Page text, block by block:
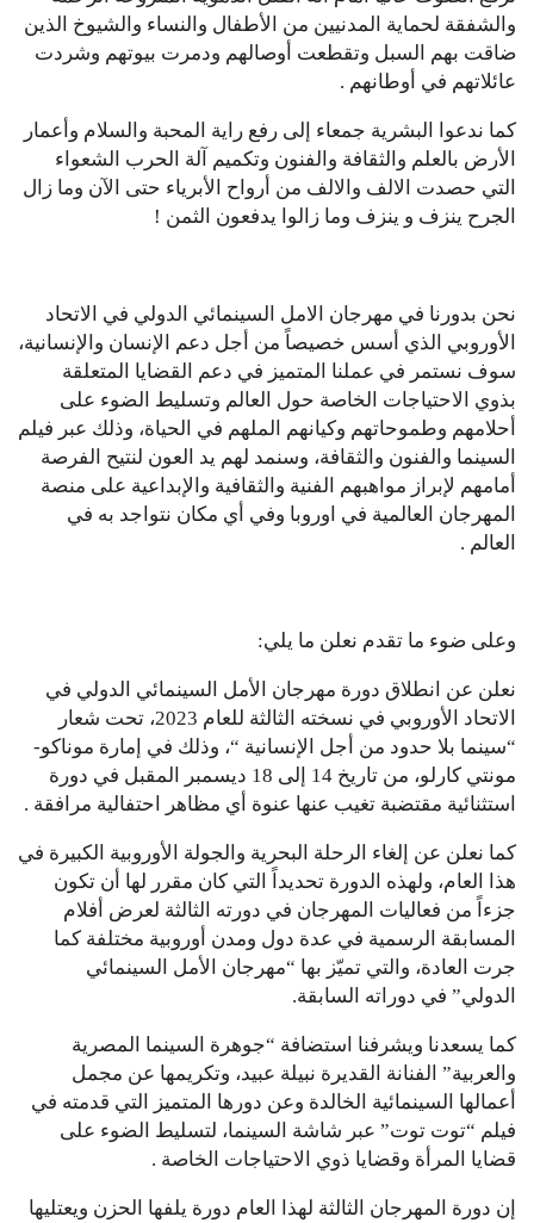
والشفقة لحماية المدنيين من الأطفال والنساء والشيوخ الذين
ضاقت بهم السبل وتقطعت أوصالهم ودمرت بيوتهم وشردت
عائلاتهم في أوطانهم .
كما ندعوا البشرية جمعاء إلى رفع راية المحبة والسلام وأعمار
الأرض بالعلم والثقافة والفنون وتكميم آلة الحرب الشعواء
التي حصدت الالف والالف من أرواح الأبرياء حتى الآن وما زال
الجرح ينزف و ينزف وما زالوا يدفعون الثمن !
نحن بدورنا في مهرجان الامل السينمائي الدولي في الاتحاد
الأوروبي الذي أسس خصيصاً من أجل دعم الإنسان والإنسانية،
سوف نستمر في عملنا المتميز في دعم القضايا المتعلقة
بذوي الاحتياجات الخاصة حول العالم وتسليط الضوء على
أحلامهم وطموحاتهم وكيانهم الملهم في الحياة، وذلك عبر فيلم
السينما والفنون والثقافة، وسنمد لهم يد العون لنتيح الفرصة
أمامهم لإبراز مواهبهم الفنية والثقافية والإبداعية على منصة
المهرجان العالمية في اوروبا وفي أي مكان نتواجد به في
العالم .
وعلى ضوء ما تقدم نعلن ما يلي:
نعلن عن انطلاق دورة مهرجان الأمل السينمائي الدولي في
الاتحاد الأوروبي في نسخته الثالثة للعام 2023، تحت شعار
“سينما بلا حدود من أجل الإنسانية “، وذلك في إمارة موناكو-
مونتي كارلو، من تاريخ 14 إلى 18 ديسمبر المقبل في دورة
استثنائية مقتضبة تغيب عنها عنوة أي مظاهر احتفالية مرافقة .
كما نعلن عن إلغاء الرحلة البحرية والجولة الأوروبية الكبيرة في
هذا العام، ولهذه الدورة تحديداً التي كان مقرر لها أن تكون
جزءاً من فعاليات المهرجان في دورته الثالثة لعرض أفلام
المسابقة الرسمية في عدة دول ومدن أوروبية مختلفة كما
جرت العادة، والتي تميّز بها “مهرجان الأمل السينمائي
الدولي” في دوراته السابقة.
كما يسعدنا ويشرفنا استضافة “جوهرة السينما المصرية
والعربية” الفنانة القديرة نبيلة عبيد، وتكريمها عن مجمل
أعمالها السينمائية الخالدة وعن دورها المتميز التي قدمته في
فيلم “توت توت” عبر شاشة السينما، لتسليط الضوء على
قضايا المرأة وقضايا ذوي الاحتياجات الخاصة .
إن دورة المهرجان الثالثة لهذا العام دورة يلفها الحزن ويعتليها